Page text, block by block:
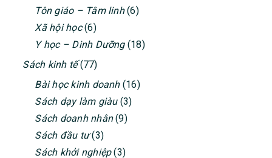
Tôn giáo – Tâm linh(6)
Xã hội học(6)
Y học – Dinh Dưỡng(18)
Sách kinh tế(77)
Bài học kinh doanh(16)
Sách dạy làm giàu(3)
Sách doanh nhân(9)
Sách đầu tư(3)
Sách khởi nghiệp(3)